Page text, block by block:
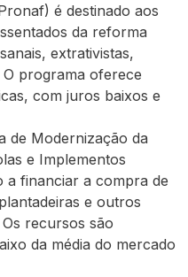
é destinado aos
da reforma
extrativistas,
programa oferece
com juros baixos e
de Modernização da
e Implementos
a financiar a compra de
e outros
recursos são
da média do mercado